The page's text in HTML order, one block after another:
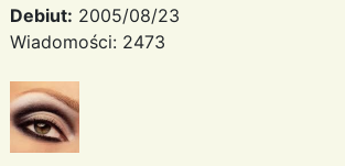
Debiut: 2005/08/23
Wiadomości: 2473